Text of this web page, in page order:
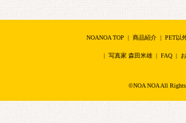
NOANOA TOP | 商品紹介| PET以
| 写真家 森田米雄 | FAQ |
©NOA NOA All